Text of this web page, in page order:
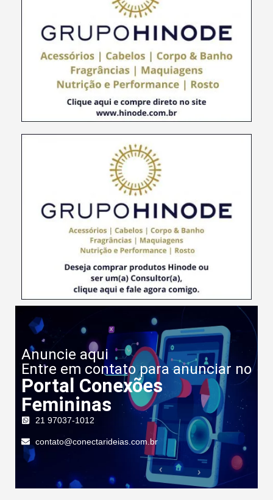
Anuncie aqui
Entre em contato para anunciar no
Portal Conexões
Femininas
21 97037-1012
contato@conectarideias.com.br